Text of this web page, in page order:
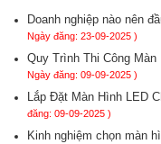
Doanh nghiệp nào nên
Ngày đăng: 23-09-2025 )
Quy Trình Thi Công Màn
Ngày đăng: 09-09-2025 )
Lắp Đặt Màn Hình LED
đăng: 09-09-2025 )
Kinh nghiệm chọn màn